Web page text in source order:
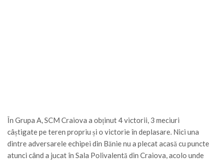
În Grupa A, SCM Craiova a obținut 4 victorii, 3 meciuri
câștigate pe teren propriu și o victorie în deplasare. Nici una
dintre adversarele echipei din Bănie nu a plecat acasă cu puncte
atunci când a jucat în Sala Polivalentă din Craiova, acolo unde